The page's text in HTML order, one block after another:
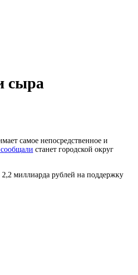
сыра
самое непосредственное и
станет городской округ
миллиарда рублей на поддержку